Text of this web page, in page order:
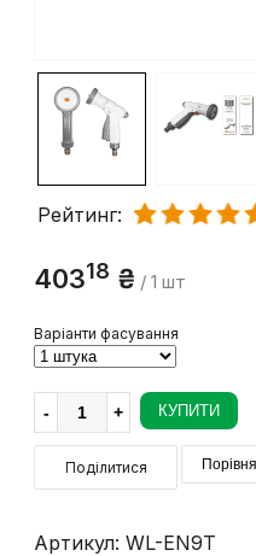
Рейтинг:
40318 ₴ / 1 шт
Варіанти фасування
КУПИТИ
Поділитися
Артикул: WL-EN9T